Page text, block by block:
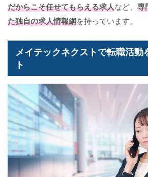
だからこそ任せてもらえる求人など、 専
た独自の求人情報網を持っています。
メイテックネクストで転職活動
ト